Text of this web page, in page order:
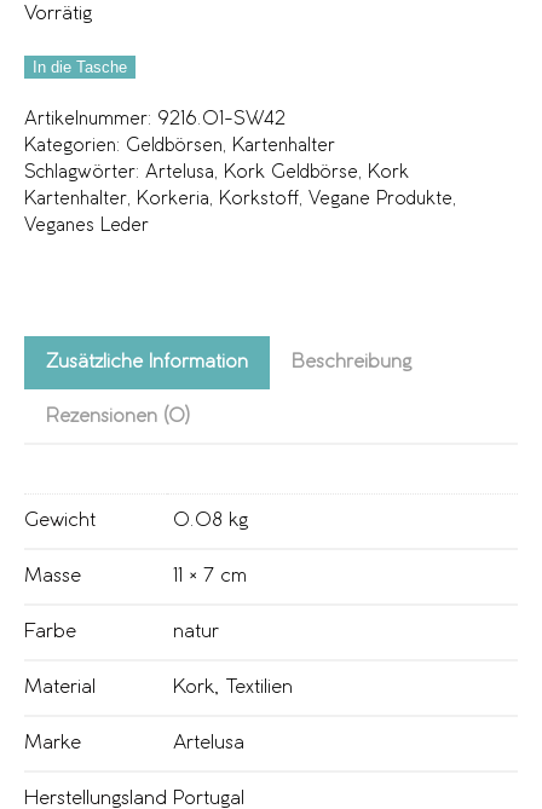
Vorrätig
In die Tasche
Artikelnummer: 9216.01-SW42
Kategorien: Geldbörsen, Kartenhalter
Schlagwörter: Artelusa, Kork Geldbörse, Kork
Kartenhalter, Korkeria, Korkstoff, Vegane Produkte,
Veganes Leder
Zusätzliche Information Beschreibung
Rezensionen (0)
Gewicht 0.08 kg
Masse 11 × 7 cm
Farbe natur
Material Kork Textilien
Marke Artelusa
Herstellungsland Portugal